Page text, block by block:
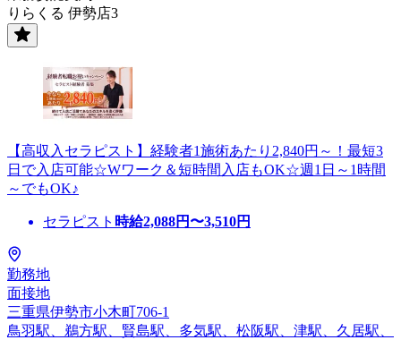
りらくる 伊勢店3
【高収入セラピスト】経験者1施術あたり2,840円～！最短3
日で入店可能☆Wワーク＆短時間入店もOK☆週1日～1時間
～でもOK♪
セラピスト 時給2,088円〜3,510円
勤務地
面接地
三重県伊勢市小木町706-1
鳥羽駅、鵜方駅、賢島駅、多気駅、松阪駅、津駅、久居駅、